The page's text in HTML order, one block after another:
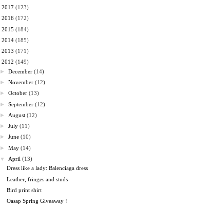
2017 (123)
2016 (172)
2015 (184)
2014 (185)
2013 (171)
2012 (149)
►December (14)
►November (12)
►October (13)
►September (12)
► August (12)
►July (11)
►June (10)
►May (14)
▼
April (13)
Dress like a lady: Balenciaga dress
Leather, fringes and studs
Bird print shirt
Oasap Spring Giveaway !